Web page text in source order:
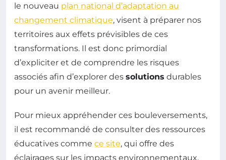
le nouveau plan national d’adaptation au
changement climatique, visent à préparer nos
territoires aux effets prévisibles de ces
transformations. Il est donc primordial
d’expliciter et de comprendre les risques
associés afin d’explorer des solutions durables
pour un avenir meilleur.
Pour mieux appréhender ces bouleversements,
il est recommandé de consulter des ressources
éducatives comme ce site, qui offre des
éclairages sur les impacts environnementaux,